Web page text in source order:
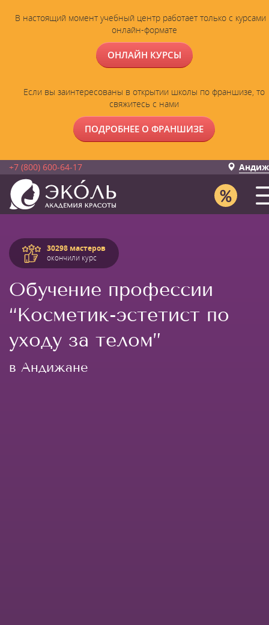
В настоящий момент учебный центр работает только с курсами
онлайн-формате
ОНЛАЙН КУРСЫ
Если вы заинтересованы в открытии школы по франшизе, то
свяжитесь с нами
ПОДРОБНЕЕ О ФРАНШИЗЕ
+7 (800) 600-64-17
30298 мастеров
окончили курс
Обучение профессии
“Косметик-эстетист по
уходу за телом”
в Андижане